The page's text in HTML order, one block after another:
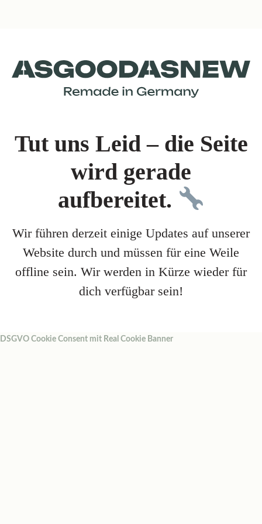
Tut uns Leid – die Seite
wird gerade
aufbereitet.
Wir führen derzeit einige Updates auf unserer
Website durch und müssen für eine Weile
offline sein. Wir werden in Kürze wieder für
dich verfügbar sein!
DSGVO Cookie Consent mit Real Cookie Banner